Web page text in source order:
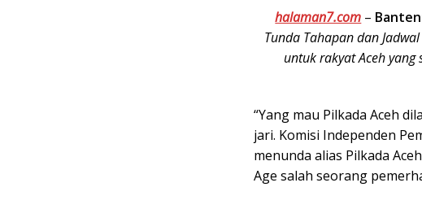
halaman7.com –
Tunda Tahapan dan
untuk rakyat Aceh
“Yang mau Pilkada Aceh
jari. Komisi Independen
menunda alias Pilkada
Age salah seorang